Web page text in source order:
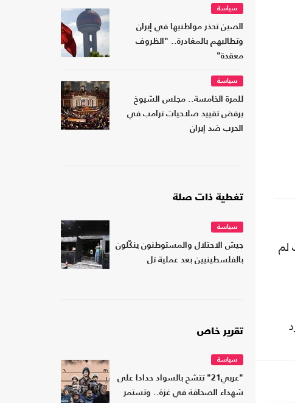
لم
سياسة
الصين تحذر مواطنيها في إيران
وتطالبهم بالمغادرة.. "الظروف
معقدة"
سياسة
للمرة الخامسة.. مجلس الشيوخ
يرفض تقييد صلاحيات ترامب في
الحرب ضد إيران
تغطية ذات صلة
سياسة
جيش الاحتلال والمستوطنون ينكّلون
بالفلسطينيين بعد عملية تل
تقرير خاص
سياسة
"عربي21" تتشح بالسواد حدادا على
شهداء الصحافة في غزة.. وتستمر